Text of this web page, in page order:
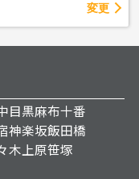
変更
目黒麻布十番
神楽坂飯田橋
木上原笹塚